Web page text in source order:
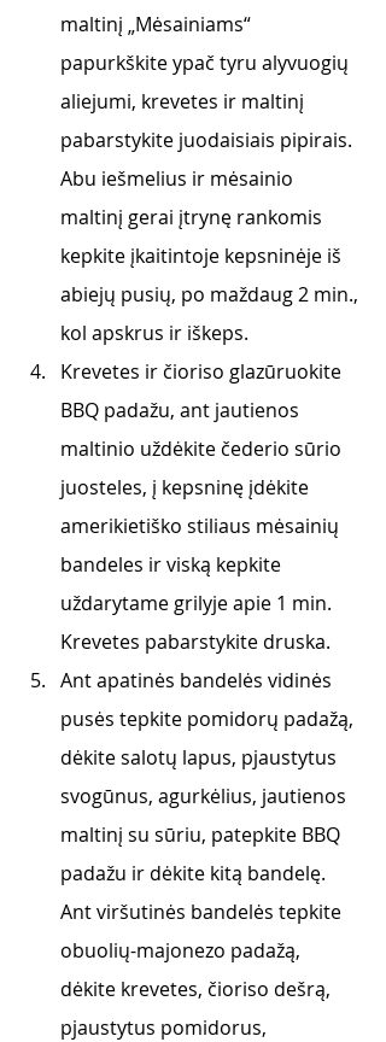
maltinį „Mėsainiams“
papurkškite ypač tyru alyvuogių
aliejumi, krevetes ir maltinį
pabarstykite juodaisiais pipirais.
Abu iešmelius ir mėsainio
maltinį gerai įtrynę rankomis
kepkite įkaitintoje kepsninėje iš
abiejų pusių, po maždaug 2 min.,
kol apskrus ir iškeps.
Krevetes ir čioriso glazūruokite
BBQ padažu, ant jautienos
maltinio uždėkite čederio sūrio
juosteles, į kepsninę įdėkite
amerikietiško stiliaus mėsainių
bandeles ir viską kepkite
uždarytame grilyje apie 1 min.
Krevetes pabarstykite druska.
Ant apatinės bandelės vidinės
pusės tepkite pomidorų padažą,
dėkite salotų lapus, pjaustytus
svogūnus, agurkėlius, jautienos
maltinį su sūriu, patepkite BBQ
padažu ir dėkite kitą bandelę.
Ant viršutinės bandelės tepkite
obuolių-majonezo padažą,
dėkite krevetes, čioriso dešrą,
pjaustytus pomidorus,